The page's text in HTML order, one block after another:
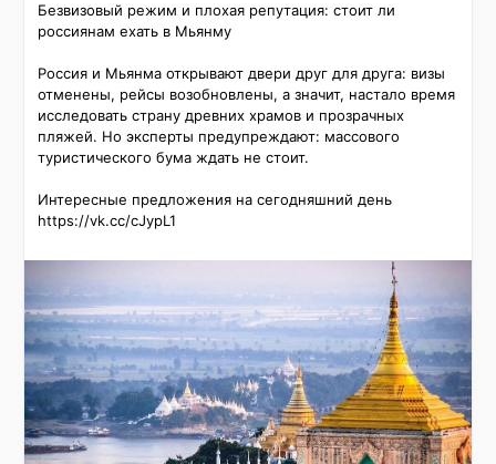
Безвизовый режим и плохая репутация: стоит ли
россиянам ехать в Мьянму
Россия и Мьянма открывают двери друг для друга: визы
отменены, рейсы возобновлены, а значит, настало время
исследовать страну древних храмов и прозрачных
пляжей. Но эксперты предупреждают: массового
туристического бума ждать не стоит.
Интересные предложения на сегодняшний день
https://vk.cc/cJypL1